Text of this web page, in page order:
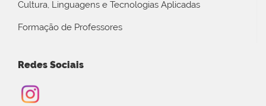
Cultura, Linguagens e Tecnologias Aplicadas
Formação de Professores
Redes Sociais